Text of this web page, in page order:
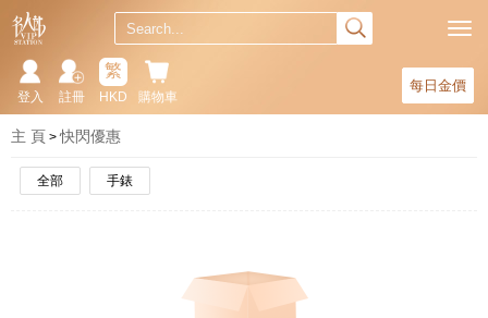
每日金價
購物車
繁
HKD
註冊
登入
主 頁 快閃優惠
全部 手錶